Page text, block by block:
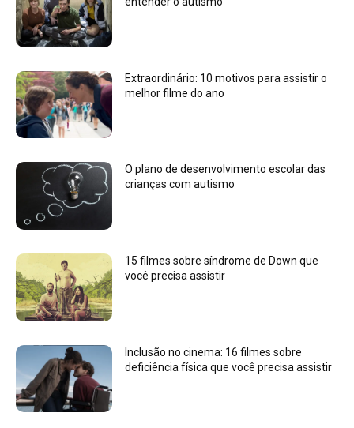
Extraordinário: 10 motivos para assistir o
melhor filme do ano
O plano de desenvolvimento escolar das
crianças com autismo
15 filmes sobre síndrome de Down que
você precisa assistir
Inclusão no cinema: 16 filmes sobre
deficiência física que você precisa assistir